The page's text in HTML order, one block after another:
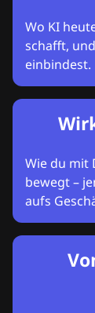
Wo KI
schafft,
einbindest.
Wie du mit
bewegt –
aufs